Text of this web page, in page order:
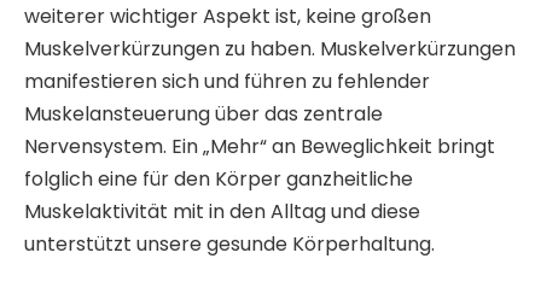
weiterer wichtiger Aspekt ist, keine großen
Muskelverkürzungen zu haben. Muskelverkürzungen
manifestieren sich und führen zu fehlender
Muskelansteuerung über das zentrale
Nervensystem. Ein „Mehr“ an Beweglichkeit bringt
folglich eine für den Körper ganzheitliche
Muskelaktivität mit in den Alltag und diese
unterstützt unsere gesunde Körperhaltung.